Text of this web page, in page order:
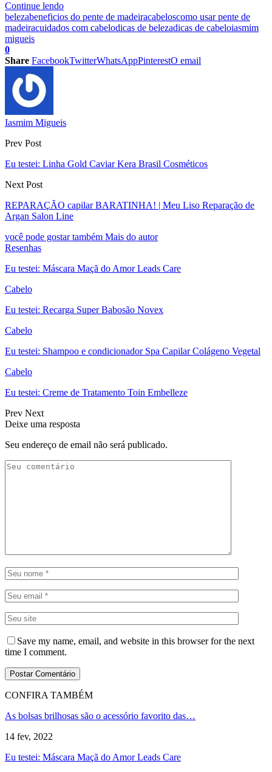
Continue lendo
belezabeneficios do pente de madeiracabeloscomo usar pente de
madeiracuidados com cabelodicas de belezadicas de cabeloiasmim
migueis
0
Share FacebookTwitterWhatsAppPinterestO email
Iasmim Migueis
Prev Post
Eu testei: Linha Gold Caviar Kera Brasil Cosméticos
Next Post
REPARAÇÃO capilar BARATINHA! | Meu Liso Reparação de
Argan Salon Line
você pode gostar também Mais do autor
Resenhas
Eu testei: Máscara Maçã do Amor Leads Care
Cabelo
Eu testei: Recarga Super Babosão Novex
Cabelo
Eu testei: Shampoo e condicionador Spa Capilar Colágeno Vegetal
Cabelo
Eu testei: Creme de Tratamento Toin Embelleze
Prev Next
Deixe uma resposta
Seu endereço de email não será publicado.
Save my name, email, and website in this browser for the next
time I comment.
CONFIRA TAMBÉM
As bolsas brilhosas são o acessório favorito das…
14 fev, 2022
Eu testei: Máscara Maçã do Amor Leads Care